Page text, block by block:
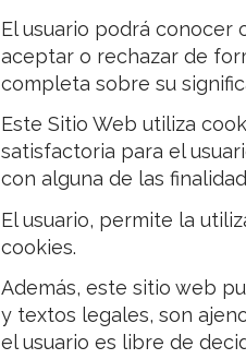
El usuario podrá conocer
aceptar o rechazar de
completa sobre su
Este Sitio Web utiliza
satisfactoria para el
con alguna de las
El usuario, permite la
cookies.
Además, este sitio web
y textos legales, son
el usuario es libre de